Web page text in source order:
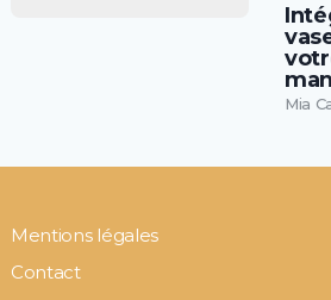
Mia
Mentions légales
Contact